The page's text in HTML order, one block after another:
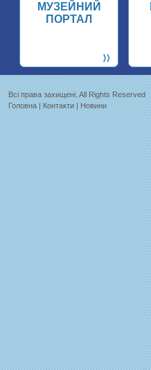
МУЗЕЙНИЙ
ПОРТАЛ
Всi права захищенi. All Rights Reserved
Головна |Контакти |Новини